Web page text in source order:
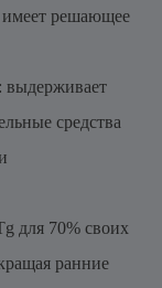
имеет решающее
выдерживает
средства
для 70% своих
ранние